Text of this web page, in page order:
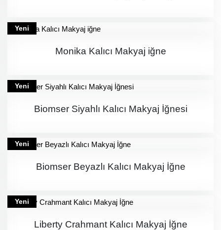
Yeni
Monika Kalıcı Makyaj iğne
Yeni
Biomser Siyahlı Kalıcı Makyaj İğnesi
Yeni
Biomser Beyazlı Kalıcı Makyaj İğne
Yeni
Liberty Crahmant Kalıcı Makyaj İğne